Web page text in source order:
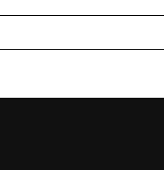
LIFESTYLE 1 year ago